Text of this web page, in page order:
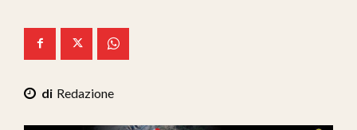
Redazione